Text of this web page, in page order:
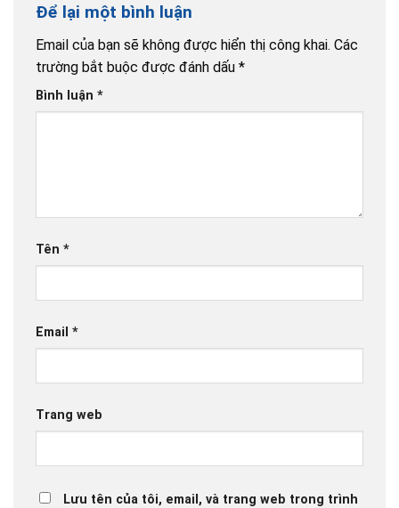
Để lại một bình luận
Email của bạn sẽ không được hiển thị công khai. Các
trường bắt buộc được đánh dấu *
Bình luận *
Tên *
Email *
Trang web
Lưu tên của tôi, email, và trang web trong trình